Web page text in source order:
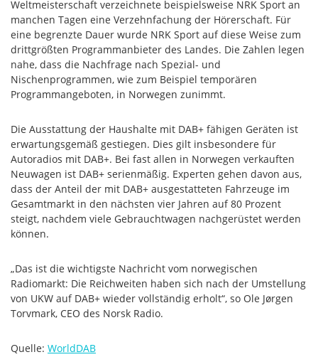
Weltmeisterschaft verzeichnete beispielsweise NRK Sport an
manchen Tagen eine Verzehnfachung der Hörerschaft. Für
eine begrenzte Dauer wurde NRK Sport auf diese Weise zum
drittgrößten Programmanbieter des Landes. Die Zahlen legen
nahe, dass die Nachfrage nach Spezial- und
Nischenprogrammen, wie zum Beispiel temporären
Programmangeboten, in Norwegen zunimmt.
Die Ausstattung der Haushalte mit DAB+ fähigen Geräten ist
erwartungsgemäß gestiegen. Dies gilt insbesondere für
Autoradios mit DAB+. Bei fast allen in Norwegen verkauften
Neuwagen ist DAB+ serienmäßig. Experten gehen davon aus,
dass der Anteil der mit DAB+ ausgestatteten Fahrzeuge im
Gesamtmarkt in den nächsten vier Jahren auf 80 Prozent
steigt, nachdem viele Gebrauchtwagen nachgerüstet werden
können.
„Das ist die wichtigste Nachricht vom norwegischen
Radiomarkt: Die Reichweiten haben sich nach der Umstellung
von UKW auf DAB+ wieder vollständig erholt“, so Ole Jørgen
Torvmark, CEO des Norsk Radio.
Quelle: WorldDAB